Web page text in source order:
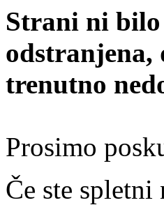
Strani ni
odstranjena,
trenutno
Prosimo
Če ste